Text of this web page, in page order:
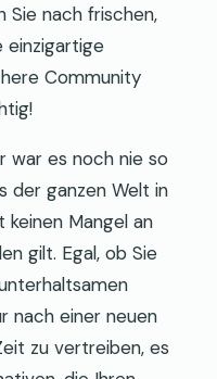
Sie nach frischen,
einzigartige
Community
war es noch nie so
der ganzen Welt in
Mangel an
gilt. Egal, ob Sie
nach einer neuen
zu vertreiben, es